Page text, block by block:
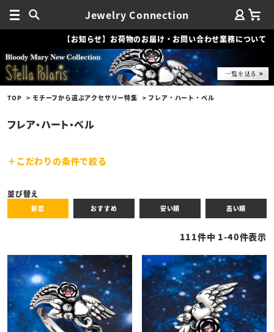
Jewelry Connection
【お知らせ】お荷物のお届け・お問い合わせ業務について
TOP モチーフから選ぶアクセサリー特集 フレア・ハート・ベル
フレア・ハート・ベル
こだわりの条件で絞る
商品タイプ
全ての商品
予約商品 セール商品
カテゴリ
並び替え
新着 おすすめ 安い順 高い順
111件中 1-40件表示